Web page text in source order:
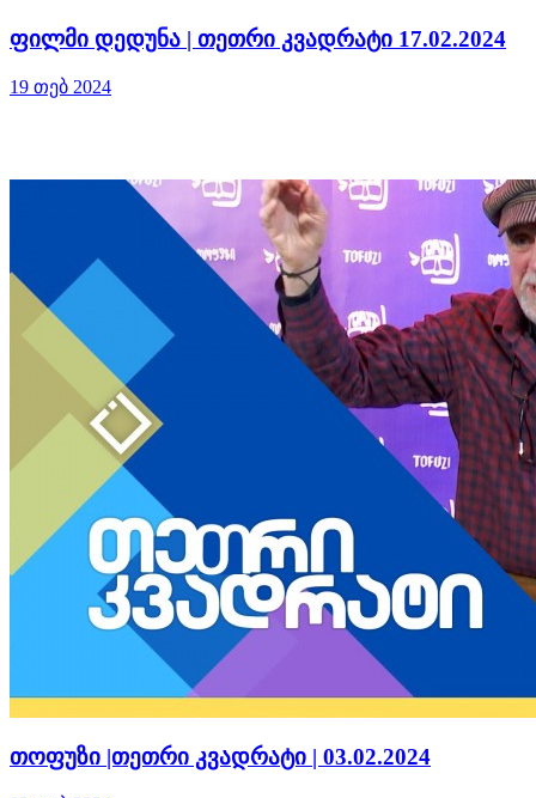
ფილმი დედუნა | თეთრი კვადრატი 17.02.2024
19 თებ 2024
თოფუზი |თეთრი კვადრატი | 03.02.2024